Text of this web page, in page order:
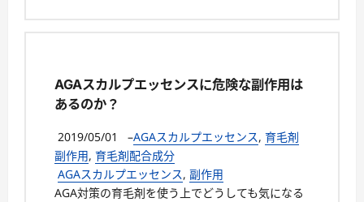
AGAスカルプエッセンスに危険な副作用は
あるのか？
2019/05/01 –AGAスカルプエッセンス, 育毛剤
副作用, 育毛剤配合成分
AGAスカルプエッセンス, 副作用
AGA対策の育毛剤を使う上でどうしても気になる